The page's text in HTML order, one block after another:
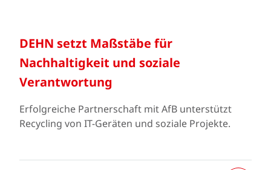
DEHN setzt Maßstäbe für
Nachhaltigkeit und soziale
Verantwortung
Erfolgreiche Partnerschaft mit AfB unterstützt
Recycling von IT-Geräten und soziale Projekte.